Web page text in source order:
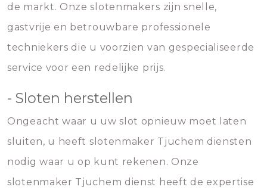
de markt. Onze slotenmakers zijn snelle,
gastvrije en betrouwbare professionele
techniekers die u voorzien van gespecialiseerde
service voor een redelijke prijs.
- Sloten herstellen
Ongeacht waar u uw slot opnieuw moet laten
sluiten, u heeft slotenmaker Tjuchem diensten
nodig waar u op kunt rekenen. Onze
slotenmaker Tjuchem dienst heeft de expertise